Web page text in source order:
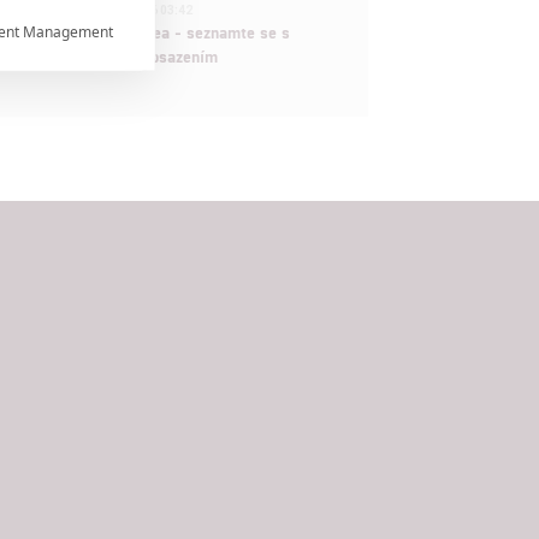
preview: Odyssea - seznamte se s
maximálně nabitým obsazením

Management